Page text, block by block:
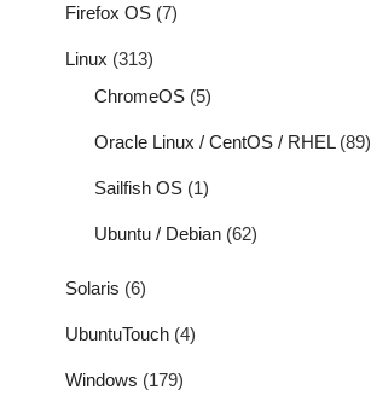
Firefox OS (7)
Linux (313)
ChromeOS (5)
Oracle Linux / CentOS / RHEL(89)
Sailfish OS (1)
Ubuntu / Debian (62)
Solaris (6)
UbuntuTouch (4)
Windows (179)